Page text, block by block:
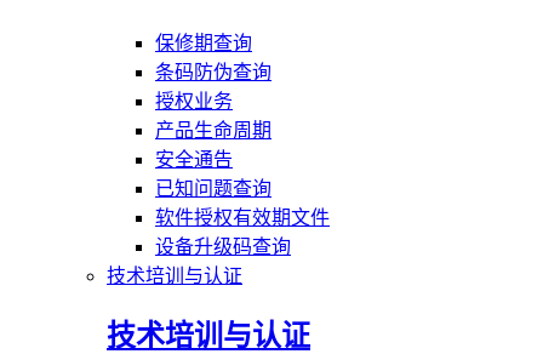
保修期查询
条码防伪查询
授权业务
产品生命周期
安全通告
已知问题查询
软件授权有效期文件
设备升级码查询
技术培训与认证
技术培训与认证